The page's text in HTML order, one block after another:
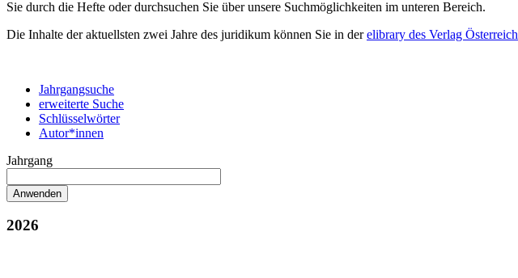
Sie durch die Hefte oder durchsuchen Sie über unsere Suchmöglichkeiten im unteren Bereich.
Die Inhalte der aktuellsten zwei Jahre des juridikum können Sie in derelibrary des Verlag Österreich
Jahrgangsuche
erweiterte Suche
Schlüsselwörter
Autor*innen
Jahrgang
2026